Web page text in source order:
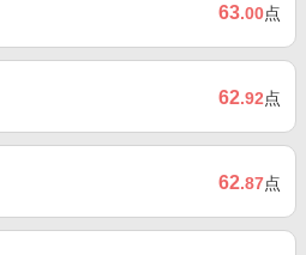
63.00点
62.92点
62.87点